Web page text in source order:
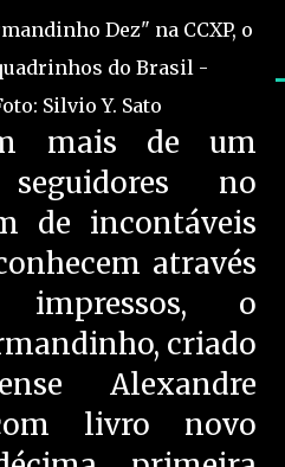
mais de um
no
de incontáveis
através
o
criado
Alexandre
livro novo